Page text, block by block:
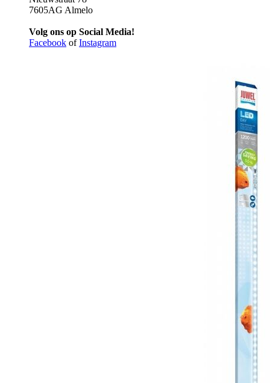
7605AG Almelo
Volg ons op Social Media!
Facebook ofInstagram